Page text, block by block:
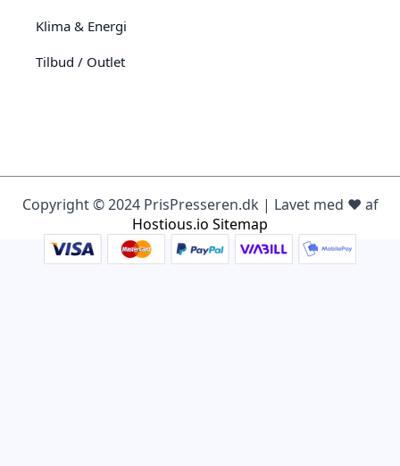
Klima & Energi
Tilbud / Outlet
Copyright © 2024 PrisPresseren.dk | Lavet med ♥️ af
Hostious.io Sitemap